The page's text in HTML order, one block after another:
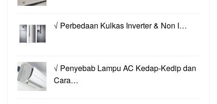
√ Perbedaan Kulkas Inverter & Non I…
√ Penyebab Lampu AC Kedap-Kedip dan
Cara…